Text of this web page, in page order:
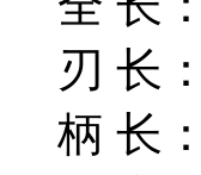
刃 长
柄 长